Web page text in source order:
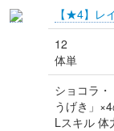
【★4】レ
12
体単
ショコラ
うげき」
Lスキル 体